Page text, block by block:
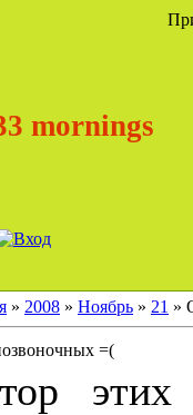
mornings
» 2008 » Ноябрь » 21 »
=(
этих